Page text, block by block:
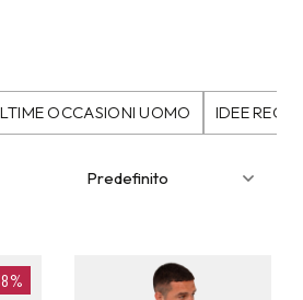
OCCASIONI UOMO IDEE